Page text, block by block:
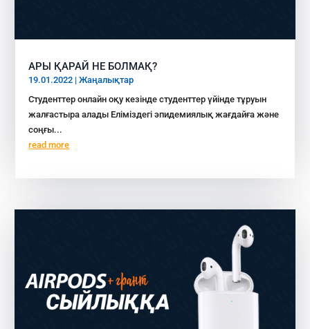
АРЫ ҚАРАЙ НЕ БОЛМАҚ?
19.01.2022 |Жаңалықтар
Студенттер онлайн оқу кезінде студенттер үйінде тұруын
жалғастыра алады Еліміздегі эпидемиялық жағдайға және
соңғы...
read more